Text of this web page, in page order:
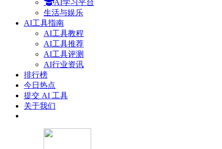
AI学习平台
生活与娱乐
AI工具指南
AI工具教程
AI工具推荐
AI工具评测
AI行业资讯
排行榜
今日热点
提交 AI 工具
关于我们